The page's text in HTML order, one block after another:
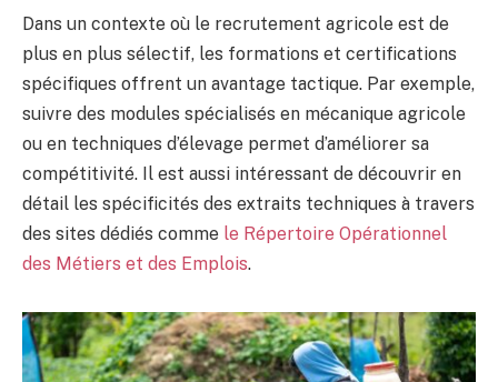
Dans un contexte où le recrutement agricole est de
plus en plus sélectif, les formations et certifications
spécifiques offrent un avantage tactique. Par exemple,
suivre des modules spécialisés en mécanique agricole
ou en techniques d’élevage permet d’améliorer sa
compétitivité. Il est aussi intéressant de découvrir en
détail les spécificités des extraits techniques à travers
des sites dédiés comme le Répertoire Opérationnel
des Métiers et des Emplois.